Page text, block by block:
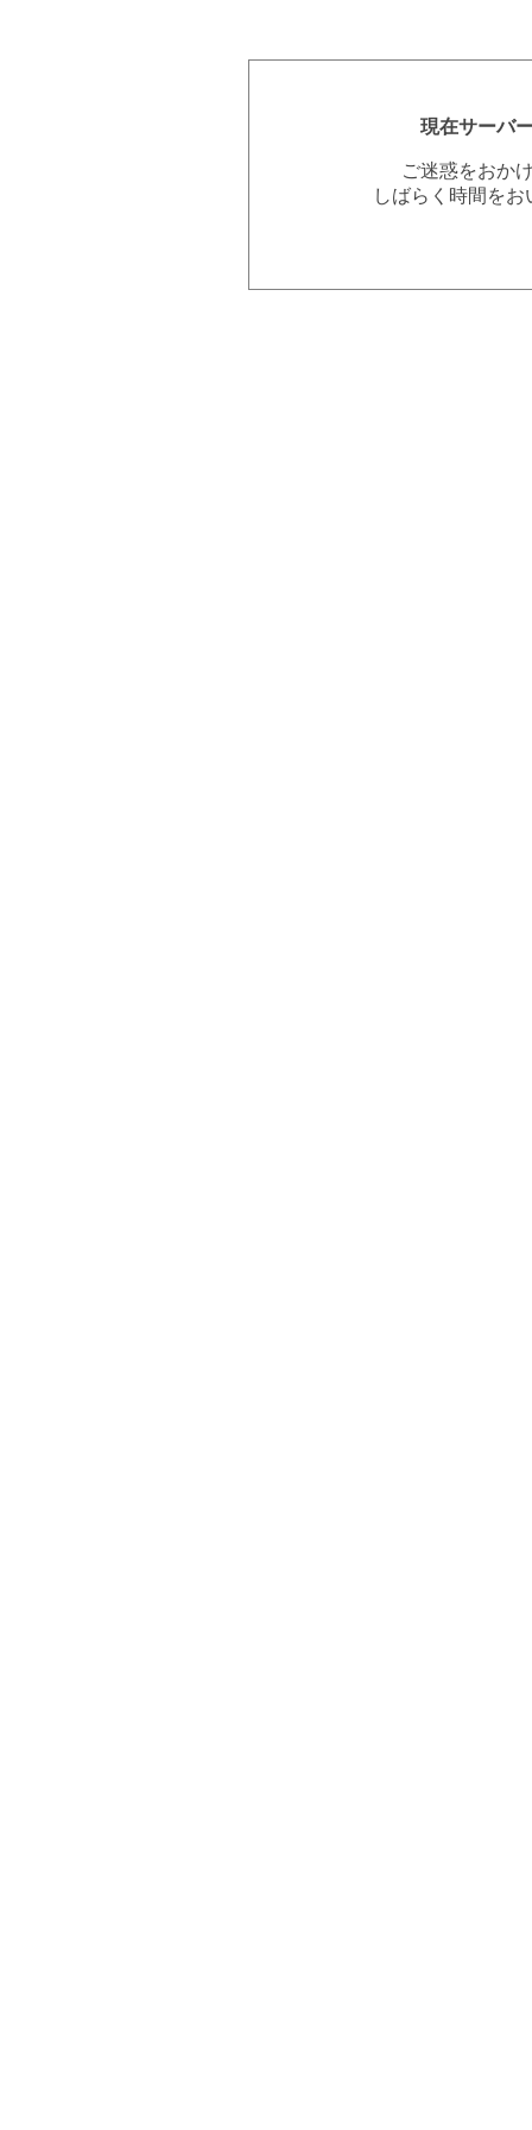
現在サーバ
ご迷惑をおか
しばらく時間を